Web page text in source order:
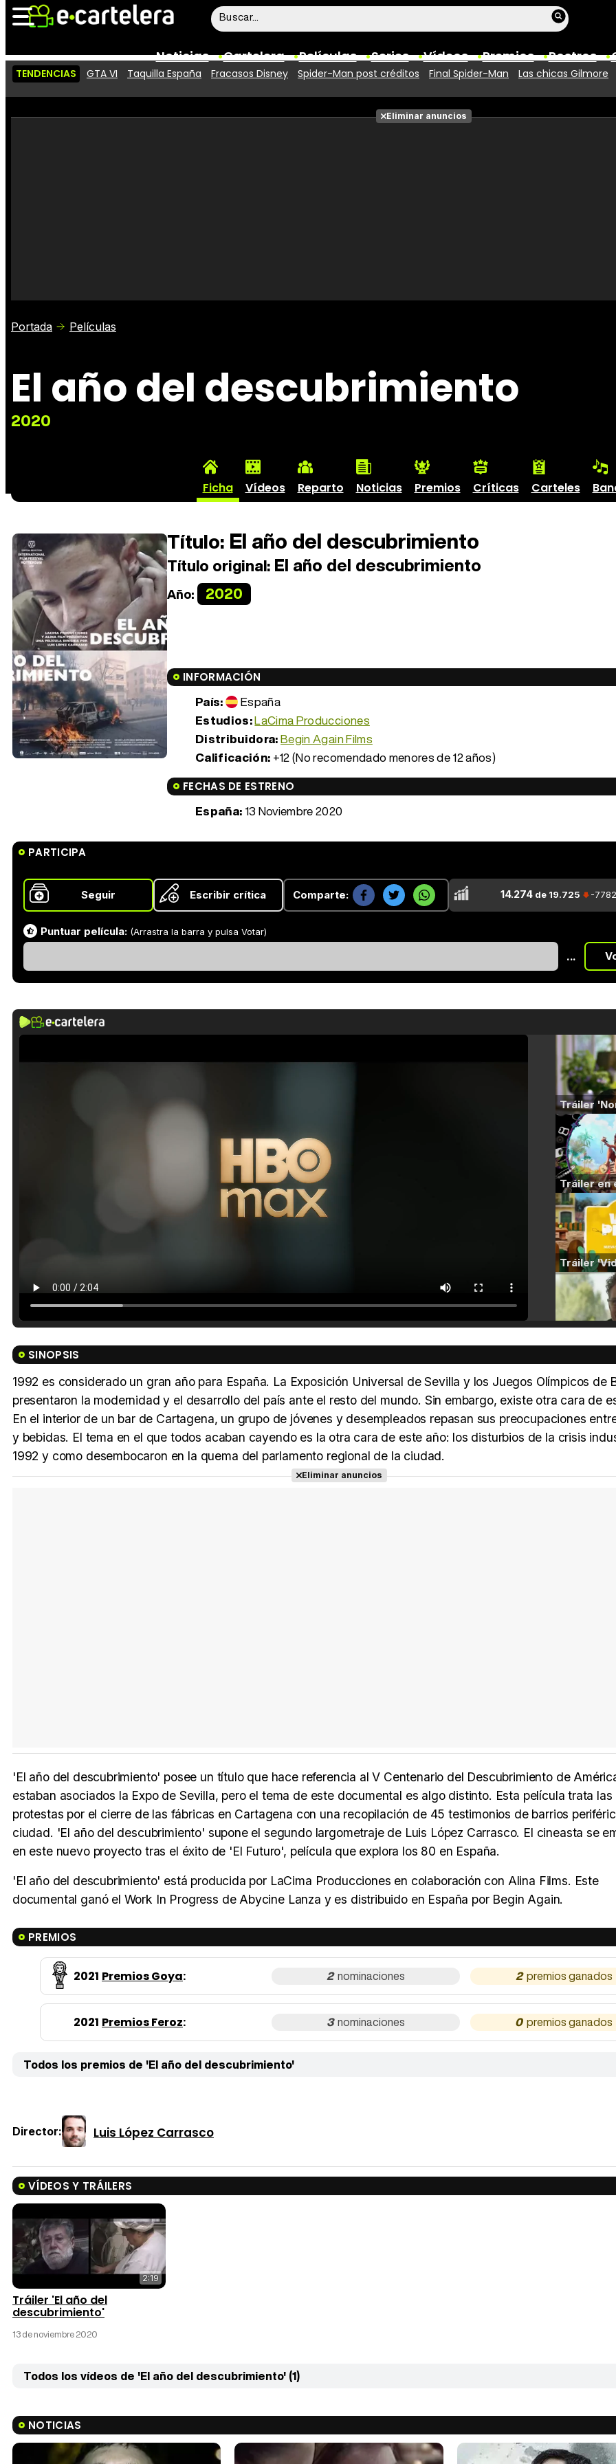
Noticias Cartelera Películas Series Vídeos Premios Rostros
Vídeos
Taquilla
Fotos
TENDENCIAS GTA VI Taquilla España Fracasos Disney Spider-Man post créditos Final Spider-Man Las chicas Gilmore
Eliminar anuncios
Portada Películas
El año del descubrimiento
2020
Ficha Vídeos Reparto Noticias Premios Críticas Carteles
Título: El año del descubrimiento
Título original: El año del descubrimiento
Año: 2020
INFORMACIÓN
País:
España
Estudios:LaCima Producciones
Distribuidora:Begin Again Films
Calificación: +12 (No recomendado menores de 12 años)
FECHAS DE ESTRENO
España: 13 Noviembre 2020
PARTICIPA
Seguir Escribir crítica Comparte: 14.274 de 19.725 -7782
Puntuar película: (Arrastra la barra y pulsa Votar)
...
SINOPSIS
1992 es considerado un gran año para España. La Exposición Universal de Sevilla y los Juegos Olímpicos de
presentaron la modernidad y el desarrollo del país ante el resto del mundo. Sin embargo, existe otra cara de
En el interior de un bar de Cartagena, un grupo de jóvenes y desempleados repasan sus preocupaciones
y bebidas. El tema en el que todos acaban cayendo es la otra cara de este año: los disturbios de la crisis
1992 y como desembocaron en la quema del parlamento regional de la ciudad.
Eliminar anuncios
'El año del descubrimiento' posee un título que hace referencia al V Centenario del Descubrimiento de
estaban asociados la Expo de Sevilla, pero el tema de este documental es algo distinto. Esta película trata las
protestas por el cierre de las fábricas en Cartagena con una recopilación de 45 testimonios de barrios
ciudad. 'El año del descubrimiento' supone el segundo largometraje de Luis López Carrasco. El cineasta se
en este nuevo proyecto tras el éxito de 'El Futuro', película que explora los 80 en España.
'El año del descubrimiento' está producida por LaCima Producciones en colaboración con Alina Films. Este
documental ganó el Work In Progress de Abycine Lanza y es distribuido en España por Begin Again.
PREMIOS
2021 Premios Goya: 2 2
2021 Premios Feroz: 3 0
Todos los premios de 'El año del descubrimiento'
Director: Luis López Carrasco
VÍDEOS Y TRÁILERS
2:19
Tráiler 'El año del
descubrimiento'
13 de noviembre 2020
Todos los vídeos de 'El año del descubrimiento' (1)
NOTICIAS